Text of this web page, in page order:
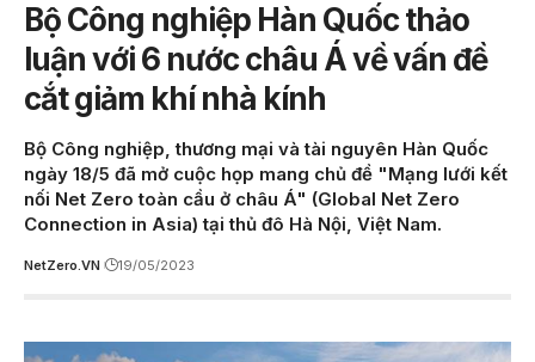
Bộ Công nghiệp Hàn Quốc thảo
luận với 6 nước châu Á về vấn đề
cắt giảm khí nhà kính
Bộ Công nghiệp, thương mại và tài nguyên Hàn Quốc
ngày 18/5 đã mở cuộc họp mang chủ đề "Mạng lưới kết
nối Net Zero toàn cầu ở châu Á" (Global Net Zero
Connection in Asia) tại thủ đô Hà Nội, Việt Nam.
NetZero.VN 19/05/2023